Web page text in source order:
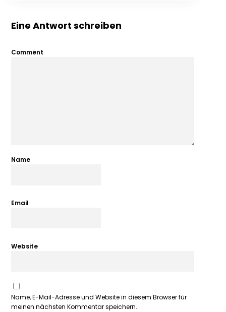
Eine Antwort schreiben
Comment
Name
Email
Website
Name, E-Mail-Adresse und Website in diesem Browser für
meinen nächsten Kommentar speichern.